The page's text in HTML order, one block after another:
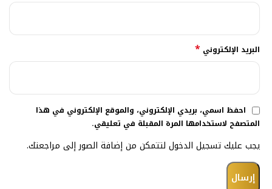
البريد الإلكتروني *
احفظ اسمي، بريدي الإلكتروني، والموقع الإلكتروني في هذا
المتصفح لاستخدامها المرة المقبلة في تعليقي.
يجب عليك تسجيل الدخول لتتمكن من إضافة الصور إلى مراجعتك.